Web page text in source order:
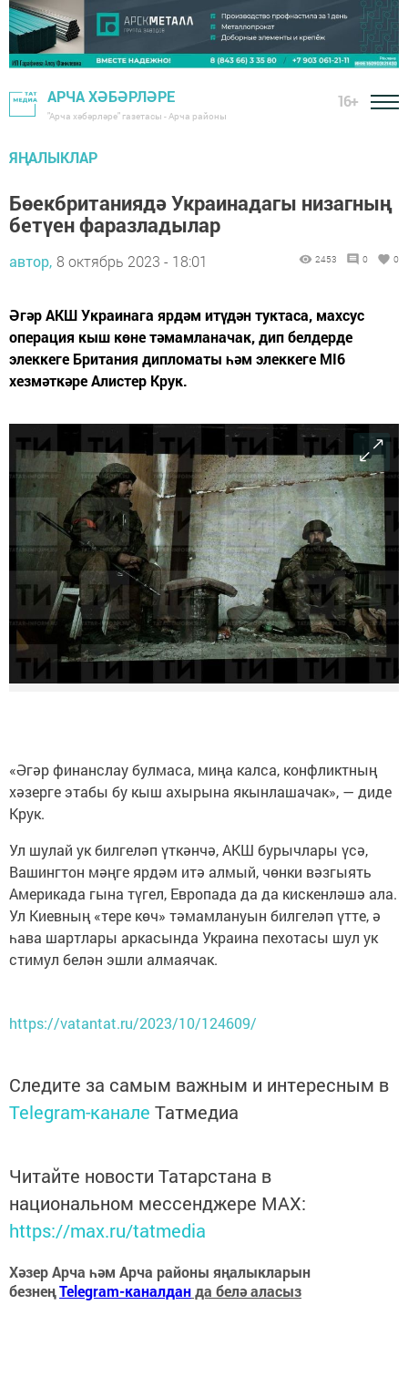
АРЧА ХӘБӘРЛӘРЕ
"Арча хәбәрләре" газетасы - Арча районы
16+
ЯҢАЛЫКЛАР
Бөекбританиядә Украинадагы низагның
бетүен фаразладылар
автор, 8 октябрь 2023 - 18:01 2453 0 0
Әгәр АКШ Украинага ярдәм итүдән туктаса, махсус
операция кыш көне тәмамланачак, дип белдерде
элеккеге Британия дипломаты һәм элеккеге MI6
хезмәткәре Алистер Крук.
«Әгәр финанслау булмаса, миңа калса, конфликтның
хәзерге этабы бу кыш ахырына якынлашачак», — диде
Крук.
Ул шулай ук билгеләп үткәнчә, АКШ бурычлары үсә,
Вашингтон мәңге ярдәм итә алмый, чөнки вәзгыять
Америкада гына түгел, Европада да да кискенләшә ала.
Ул Киевның «тере көч» тәмамлануын билгеләп үтте, ә
һава шартлары аркасында Украина пехотасы шул ук
стимул белән эшли алмаячак.
https://vatantat.ru/2023/10/124609/
Следите за самым важным и интересным в
Telegram-канале Татмедиа
Читайте новости Татарстана в
национальном мессенджере MАХ:
https://max.ru/tatmedia
Хәзер Арча һәм Арча районы яңалыкларын
безнеңTelegram-каналданда белә аласыз